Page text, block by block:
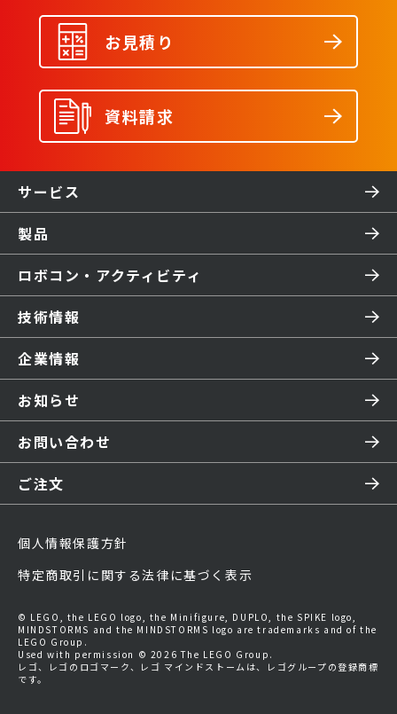
お見積り
資料請求
サービス
製品
ロボコン・アクティビティ
技術情報
企業情報
お知らせ
お問い合わせ
ご注文
個人情報保護方針
特定商取引に関する法律に基づく表示
© LEGO, the LEGO logo, the Minifigure, DUPLO, the SPIKE logo,
MINDSTORMS and the MINDSTORMS logo are trademarks and of the
LEGO Group.
Used with permission © 2026 The LEGO Group.
レゴ、レゴのロゴマーク、レゴ マインドストームは、レゴグループの登録商標
です。